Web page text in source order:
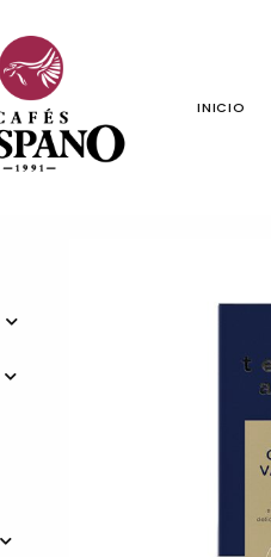
INICIO